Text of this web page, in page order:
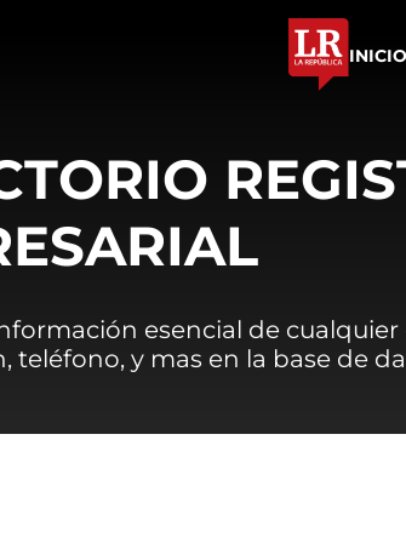
INICIO
esencial de
teléfono, y mas en la base de